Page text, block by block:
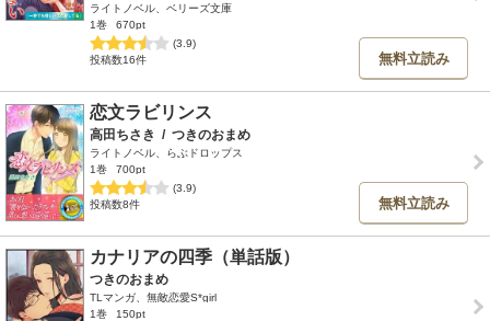
ライトノベル、ベリーズ文庫
1巻
670pt
(3.9)
投稿数16件
無料立読み
恋文ラビリンス
高田ちさき / つきのおまめ
ライトノベル、らぶドロップス
1巻
700pt
(3.9)
投稿数8件
無料立読み
カナリアの四季（単話版）
つきのおまめ
TLマンガ、無敵恋愛S*girl
1巻
150pt